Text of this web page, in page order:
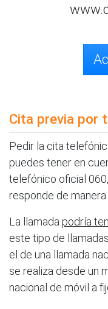
Cita previa por
Pedir la cita
puedes tener en
telefónico oficial
responde de manera
La llamada podría
este tipo de
el de una llamada
se realiza desde un
nacional de móvil a